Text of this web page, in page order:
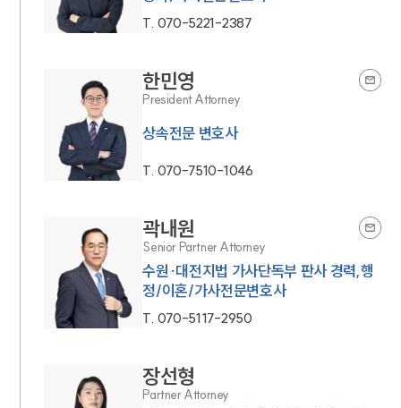
T. 070-5221-2387
한민영
President Attorney
상속전문 변호사
T. 070-7510-1046
곽내원
Senior Partner Attorney
수원·대전지법 가사단독부 판사 경력,행
정/이혼/가사전문변호사
T. 070-5117-2950
장선형
Partner Attorney